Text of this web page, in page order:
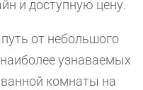
и доступную цену.
от небольшого
узнаваемых
комнаты на